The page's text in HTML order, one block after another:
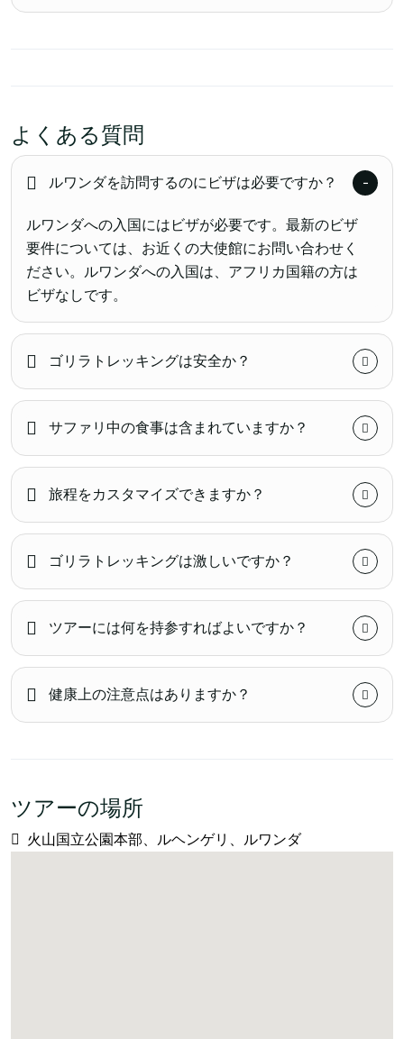
よくある質問
ルワンダを訪問するのにビザは必要ですか？
ルワンダへの入国にはビザが必要です。最新のビザ
要件については、お近くの大使館にお問い合わせく
ださい。ルワンダへの入国は、アフリカ国籍の方は
ビザなしです。
ゴリラトレッキングは安全か？
サファリ中の食事は含まれていますか？
旅程をカスタマイズできますか？
ゴリラトレッキングは激しいですか？
ツアーには何を持参すればよいですか？
健康上の注意点はありますか？
ツアーの場所
火山国立公園本部、ルヘンゲリ、ルワンダ